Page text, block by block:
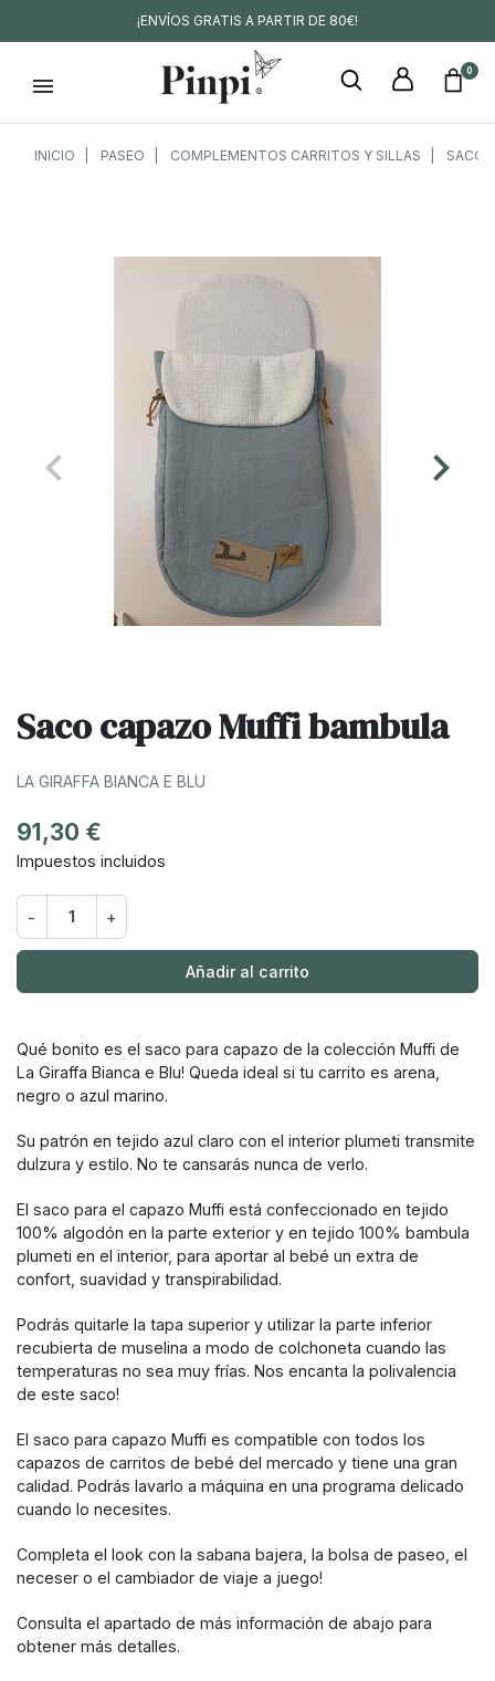
¡ENVÍOS GRATIS A PARTIR DE 80€!
0
INICIO PASEO COMPLEMENTOS CARRITOS Y SILLAS
Anterior
keyboard_arrow_left keyboard_arrow_right
Saco capazo Muffi bambula
LA GIRAFFA BIANCA E BLU
91,30 €
Impuestos incluidos
- +
Añadir al carrito
Qué bonito es el saco para capazo de la colección Muffi de
La Giraffa Bianca e Blu! Queda ideal si tu carrito es arena,
negro o azul marino.
Su patrón en tejido azul claro con el interior plumeti transmite
dulzura y estilo. No te cansarás nunca de verlo.
El saco para el capazo Muffi está confeccionado en tejido
100% algodón en la parte exterior y en tejido 100% bambula
plumeti en el interior, para aportar al bebé un extra de
confort, suavidad y transpirabilidad.
Podrás quitarle la tapa superior y utilizar la parte inferior
recubierta de muselina a modo de colchoneta cuando las
temperaturas no sea muy frías. Nos encanta la polivalencia
de este saco!
El saco para capazo Muffi es compatible con todos los
capazos de carritos de bebé del mercado y tiene una gran
calidad. Podrás lavarlo a máquina en una programa delicado
cuando lo necesites.
Completa el look con la sabana bajera, la bolsa de paseo, el
neceser o el cambiador de viaje a juego!
Consulta el apartado de más información de abajo para
obtener más detalles.